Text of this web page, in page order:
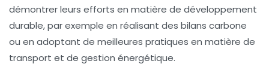
démontrer leurs efforts en matière de développement
durable, par exemple en réalisant des bilans carbone
ou en adoptant de meilleures pratiques en matière de
transport et de gestion énergétique.